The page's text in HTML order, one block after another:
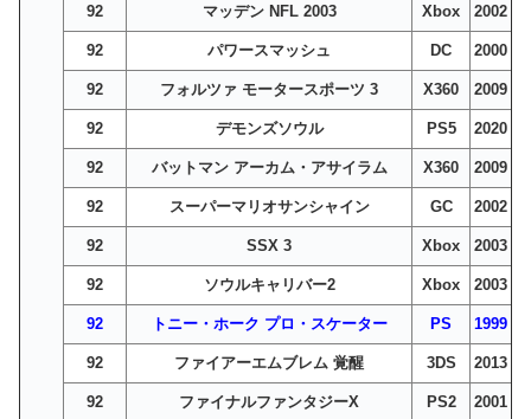
92 マッデン NFL 2003 Xbox 2002
92 パワースマッシュ DC 2000
92 フォルツァ モータースポーツ 3 X360 2009
92 デモンズソウル PS5 2020
92 バットマン アーカム・アサイラム X360 2009
92 スーパーマリオサンシャイン GC 2002
92 SSX 3 Xbox 2003
92 ソウルキャリバー2 Xbox 2003
92 トニー・ホーク プロ・スケーター PS 1999
92 ファイアーエムブレム 覚醒 3DS 2013
92 ファイナルファンタジーX PS2 2001